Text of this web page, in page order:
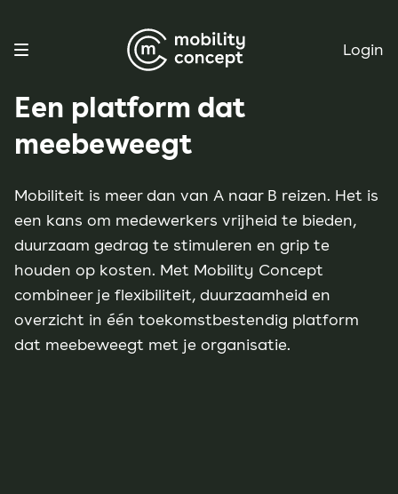
Login
Een platform dat
meebeweegt
Mobiliteit is meer dan van A naar B reizen. Het is
een kans om medewerkers vrijheid te bieden,
duurzaam gedrag te stimuleren en grip te
houden op kosten. Met Mobility Concept
combineer je flexibiliteit, duurzaamheid en
overzicht in één toekomstbestendig platform
dat meebeweegt met je organisatie.